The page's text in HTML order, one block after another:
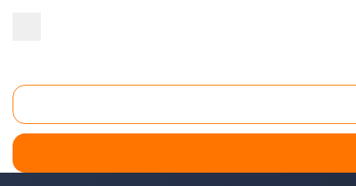
Concession automobile Champagne-Ardenne
Vous envisagez l'achat d'un véhicule neuf ou d'occasion
confianceprès de chez vous. Que vous recherchiez une
Marne pour vous accompagner dans votre projet automobile.